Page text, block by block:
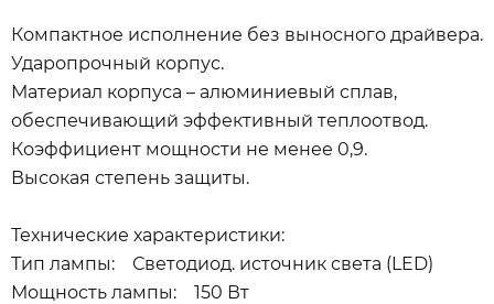
Компактное исполнение без выносного драйвера.
Ударопрочный корпус.
Материал корпуса – алюминиевый сплав,
обеспечивающий эффективный теплоотвод.
Коэффициент мощности не менее 0,9.
Высокая степень защиты.
Технические характеристики:
Тип лампы: Светодиод. источник света (LED)
Мощность лампы: 150 Вт